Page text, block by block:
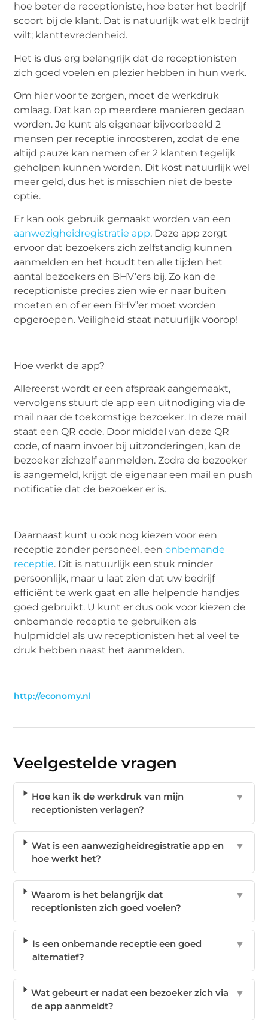
hoe beter de receptioniste, hoe beter het bedrijf
scoort bij de klant. Dat is natuurlijk wat elk bedrijf
wilt; klanttevredenheid.
Het is dus erg belangrijk dat de receptionisten
zich goed voelen en plezier hebben in hun werk.
Om hier voor te zorgen, moet de werkdruk
omlaag. Dat kan op meerdere manieren gedaan
worden. Je kunt als eigenaar bijvoorbeeld 2
mensen per receptie inroosteren, zodat de ene
altijd pauze kan nemen of er 2 klanten tegelijk
geholpen kunnen worden. Dit kost natuurlijk wel
meer geld, dus het is misschien niet de beste
optie.
Er kan ook gebruik gemaakt worden van een
aanwezigheidregistratie app. Deze app zorgt
ervoor dat bezoekers zich zelfstandig kunnen
aanmelden en het houdt ten alle tijden het
aantal bezoekers en BHV’ers bij. Zo kan de
receptioniste precies zien wie er naar buiten
moeten en of er een BHV’er moet worden
opgeroepen. Veiligheid staat natuurlijk voorop!
Hoe werkt de app?
Allereerst wordt er een afspraak aangemaakt,
vervolgens stuurt de app een uitnodiging via de
mail naar de toekomstige bezoeker. In deze mail
staat een QR code. Door middel van deze QR
code, of naam invoer bij uitzonderingen, kan de
bezoeker zichzelf aanmelden. Zodra de bezoeker
is aangemeld, krijgt de eigenaar een mail en push
notificatie dat de bezoeker er is.
Daarnaast kunt u ook nog kiezen voor een
receptie zonder personeel, eenonbemande
receptie. Dit is natuurlijk een stuk minder
persoonlijk, maar u laat zien dat uw bedrijf
efficiënt te werk gaat en alle helpende handjes
goed gebruikt. U kunt er dus ook voor kiezen de
onbemande receptie te gebruiken als
hulpmiddel als uw receptionisten het al veel te
druk hebben naast het aanmelden.
http://economy.nl
Veelgestelde vragen
Hoe kan ik de werkdruk van mijn
receptionisten verlagen?
▼
Wat is een aanwezigheidregistratie app en
hoe werkt het?
▼
Waarom is het belangrijk dat
receptionisten zich goed voelen?
▼
Is een onbemande receptie een goed
alternatief?
▼
Wat gebeurt er nadat een bezoeker zich via
de app aanmeldt?
▼